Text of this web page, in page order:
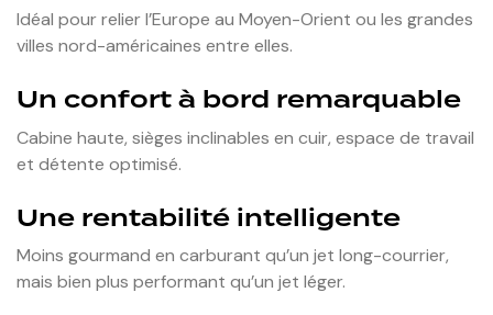
Idéal pour relier l’Europe au Moyen-Orient ou les grandes
villes nord-américaines entre elles.
Un confort à bord remarquable
Cabine haute, sièges inclinables en cuir, espace de travail
et détente optimisé.
Une rentabilité intelligente
Moins gourmand en carburant qu’un jet long-courrier,
mais bien plus performant qu’un jet léger.